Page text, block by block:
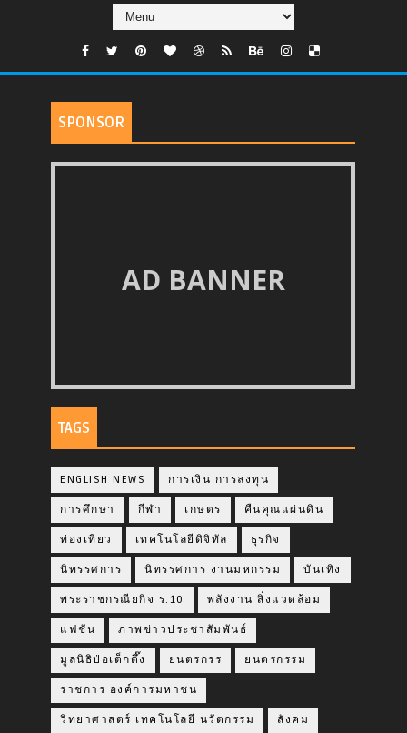
SPONSOR
AD BANNER
TAGS
ENGLISH NEWS การเงิน การลงทุน
การศึกษา กีฬา เกษตร คืนคุณแผ่นดิน
ท่องเที่ยว เทคโนโลยีดิจิทัล ธุรกิจ
นิทรรศการ นิทรรศการ งานมหกรรม บันเทิง
พระราชกรณียกิจ ร.10 พลังงาน สิ่งแวดล้อม
แฟชั่น ภาพข่าวประชาสัมพันธ์
มูลนิธิป่อเต็กตึ๊ง ยนตรกรร ยนตรกรรม
ราชการ องค์การมหาชน
วิทยาศาสตร์ เทคโนโลยี นวัตกรรม สังคม